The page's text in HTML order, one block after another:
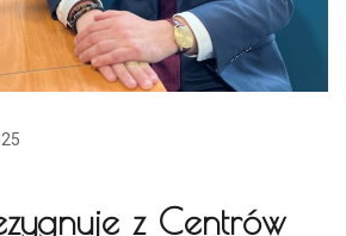
z Centrów